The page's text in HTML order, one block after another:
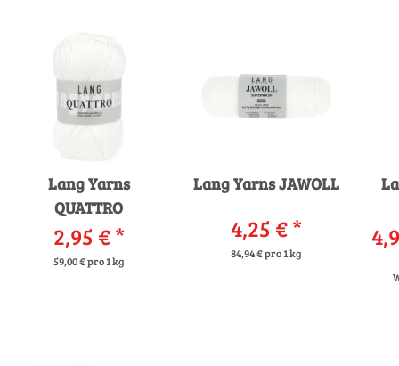
Lang Yarns
QUATTRO
2,95 €*
59,00 € pro 1 kg
Lang Yarns JAWOLL
4,25 €*
84,94 € pro 1 kg